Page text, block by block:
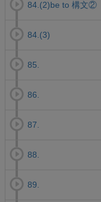
84.(2)be to 構文②
84.(3)
85.
86.
87.
88.
89.